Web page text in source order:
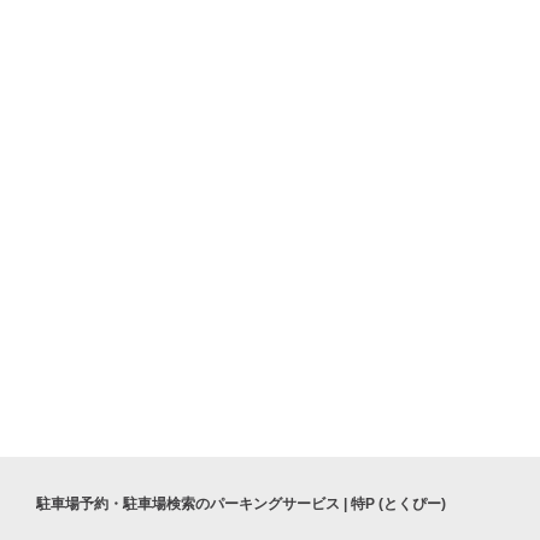
駐車場予約・駐車場検索のパーキングサービス | 特P (とくぴー)